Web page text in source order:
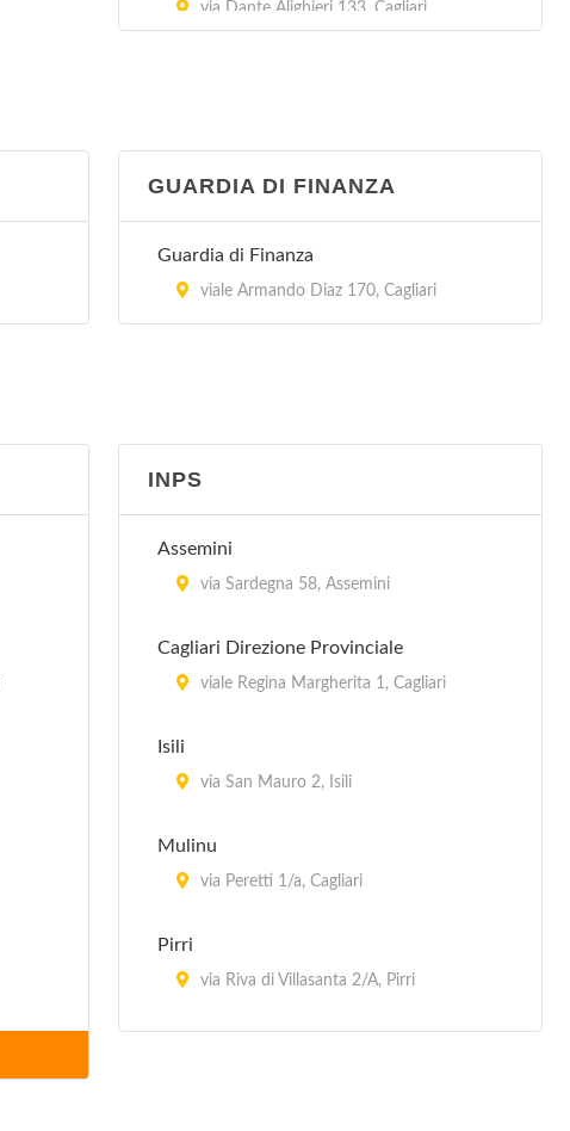
via Dante Alighieri 133, Cagliari
GUARDIA DI FINANZA
Guardia di Finanza
viale Armando Diaz 170, Cagliari
INPS
Assemini
via Sardegna 58, Assemini
Cagliari Direzione Provinciale
viale Regina Margherita 1, Cagliari
Isili
via San Mauro 2, Isili
Mulinu
via Peretti 1/a, Cagliari
Pirri
via Riva di Villasanta 2/A, Pirri